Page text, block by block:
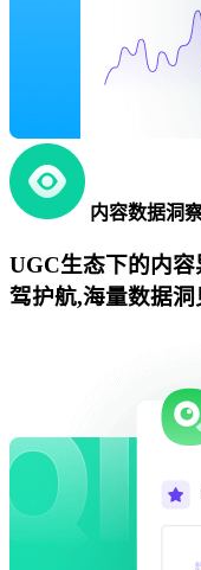
内容数据洞
UGC生态下的内
驾护航,海量数据洞